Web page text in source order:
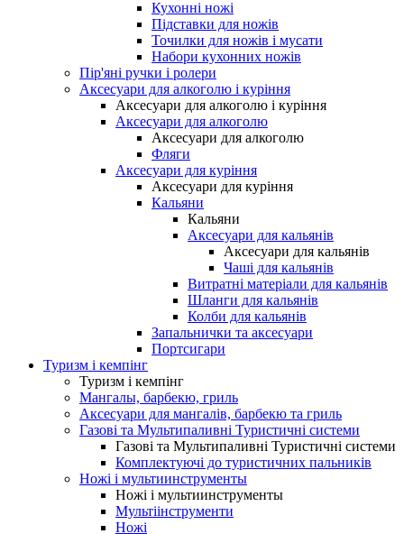
Кухонні ножі
Підставки для ножів
Точилки для ножів і мусати
Набори кухонних ножів
Пір'яні ручки і ролери
Аксесуари для алкоголю і куріння
Аксесуари для алкоголю і куріння
Аксесуари для алкоголю
Аксесуари для алкоголю
Фляги
Аксесуари для куріння
Аксесуари для куріння
Кальяни
Кальяни
Аксесуари для кальянів
Аксесуари для кальянів
Чаші для кальянів
Витратні матеріали для кальянів
Шланги для кальянів
Колби для кальянів
Запальнички та аксесуари
Портсигари
Туризм і кемпінг
Туризм і кемпінг
Мангалы, барбекю, гриль
Аксесуари для мангалів, барбекю та гриль
Газові та Мультипаливні Туристичні системи
Газові та Мультипаливні Туристичні системи
Комплектуючі до туристичних пальників
Ножі і мультиинструменты
Ножі і мультиинструменты
Мультіінструменти
Ножі